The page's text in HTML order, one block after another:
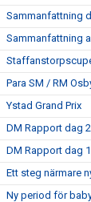
Sammanfattning
Sammanfattning
Para SM / RM
Ystad Grand Prix
DM Rapport dag 2
DM Rapport dag 1
Ett steg närmare
Ny period för